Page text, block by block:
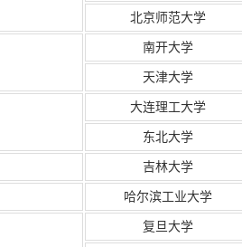
北京师范大学
南开大学
天津大学
大连理工大学
东北大学
吉林大学
哈尔滨工业大学
复旦大学